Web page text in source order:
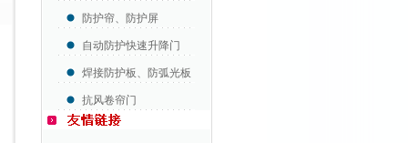
防护帘、防护屏
自动防护快速升降门
焊接防护板、防弧光板
抗风卷帘门